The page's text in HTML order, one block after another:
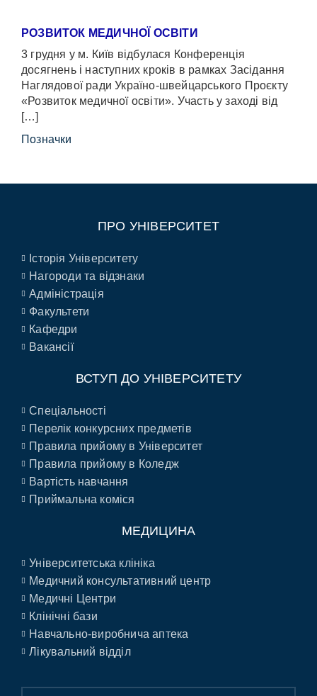
РОЗВИТОК МЕДИЧНОЇ ОСВІТИ
3 грудня у м. Київ відбулася Конференція
досягнень і наступних кроків в рамках Засідання
Наглядової ради Україно-швейцарського Проєкту
«Розвиток медичної освіти». Участь у заході від
[…]
Позначки
ПРО УНІВЕРСИТЕТ
Історія Університету
Нагороди та відзнаки
Адміністрація
Факультети
Кафедри
Вакансії
ВСТУП ДО УНІВЕРСИТЕТУ
Спеціальності
Перелік конкурсних предметів
Правила прийому в Університет
Правила прийому в Коледж
Вартість навчання
Приймальна коміся
МЕДИЦИНА
Університетська клініка
Медичний консультативний центр
Медичні Центри
Клінічні бази
Навчально-виробнича аптека
Лікувальний відділ